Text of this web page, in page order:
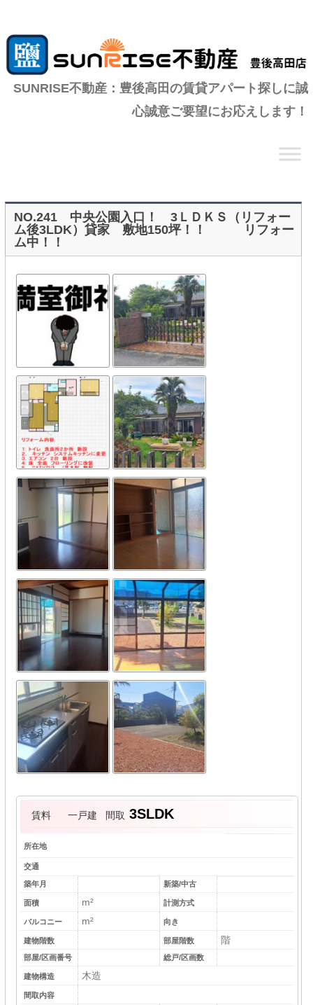
SUNRISE不動産：豊後高田の賃貸アパート探しに誠
心誠意ご要望にお応えします！
移
NO.241 中央公園入口！ 3ＬＤＫＳ（リフォー
ム後3LDK）貸家 敷地150坪！！ リフォー
ム中！！
賃料 一戸建 間取 3SLDK
所在地
交通
築年月 新築/中古
面積 m² 計測方式
バルコニー m² 向き
建物階数 部屋階数 階
部屋/区画番号 総戸/区画数
建物構造 木造
間取内容